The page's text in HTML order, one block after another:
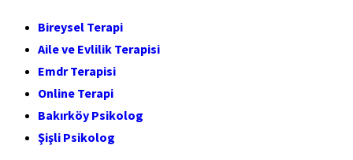
Bireysel Terapi
Aile ve Evlilik Terapisi
Emdr Terapisi
Online Terapi
Bakırköy Psikolog
Şişli Psikolog